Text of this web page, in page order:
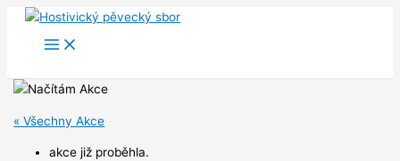
Přeskočit
« Všechny Akce
akce již proběhla.